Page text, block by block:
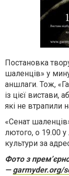
Постановка
шаленців» у
аншлаги. Тож,
із цієї вистави,
які не втрапили
«Сенат
лютого, о 19.00
культури за
Фото з
— garmyder.org/